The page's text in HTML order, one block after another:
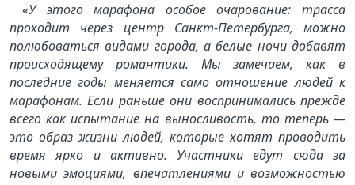
«У этого марафона особое очарование: трасса
проходит через центр Санкт-Петербурга, можно
полюбоваться видами города, а белые ночи добавят
происходящему романтики. Мы замечаем, как в
последние годы меняется само отношение людей к
марафонам. Если раньше они воспринимались прежде
всего как испытание на выносливость, то теперь —
это образ жизни людей, которые хотят проводить
время ярко и активно. Участники едут сюда за
новыми эмоциями, впечатлениями и возможностью